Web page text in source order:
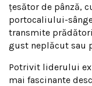
țesător de pânză,
portocaliului-
transmite
gust neplăcut sau
Potrivit liderului
mai fascinante